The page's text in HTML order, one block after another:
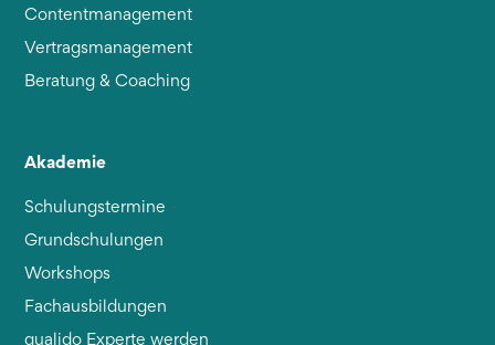
Contentmanagement
Vertragsmanagement
Beratung & Coaching
Akademie
Schulungstermine
Grundschulungen
Workshops
Fachausbildungen
qualido Experte werden